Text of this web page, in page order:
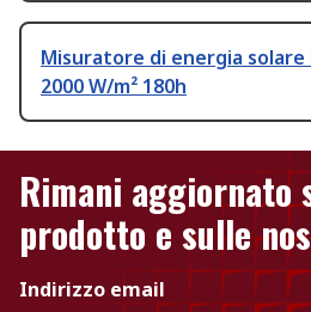
Misuratore di energia solare
2000 W/m² 180h
Rimani aggiornato
prodotto e sulle
Indirizzo email